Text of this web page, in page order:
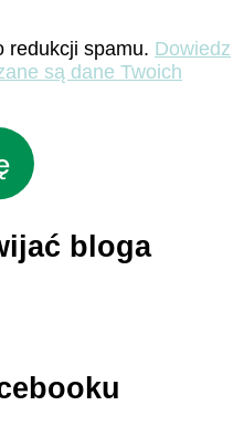
redukcji spamu. Dowiedz
są dane Twoich
bloga